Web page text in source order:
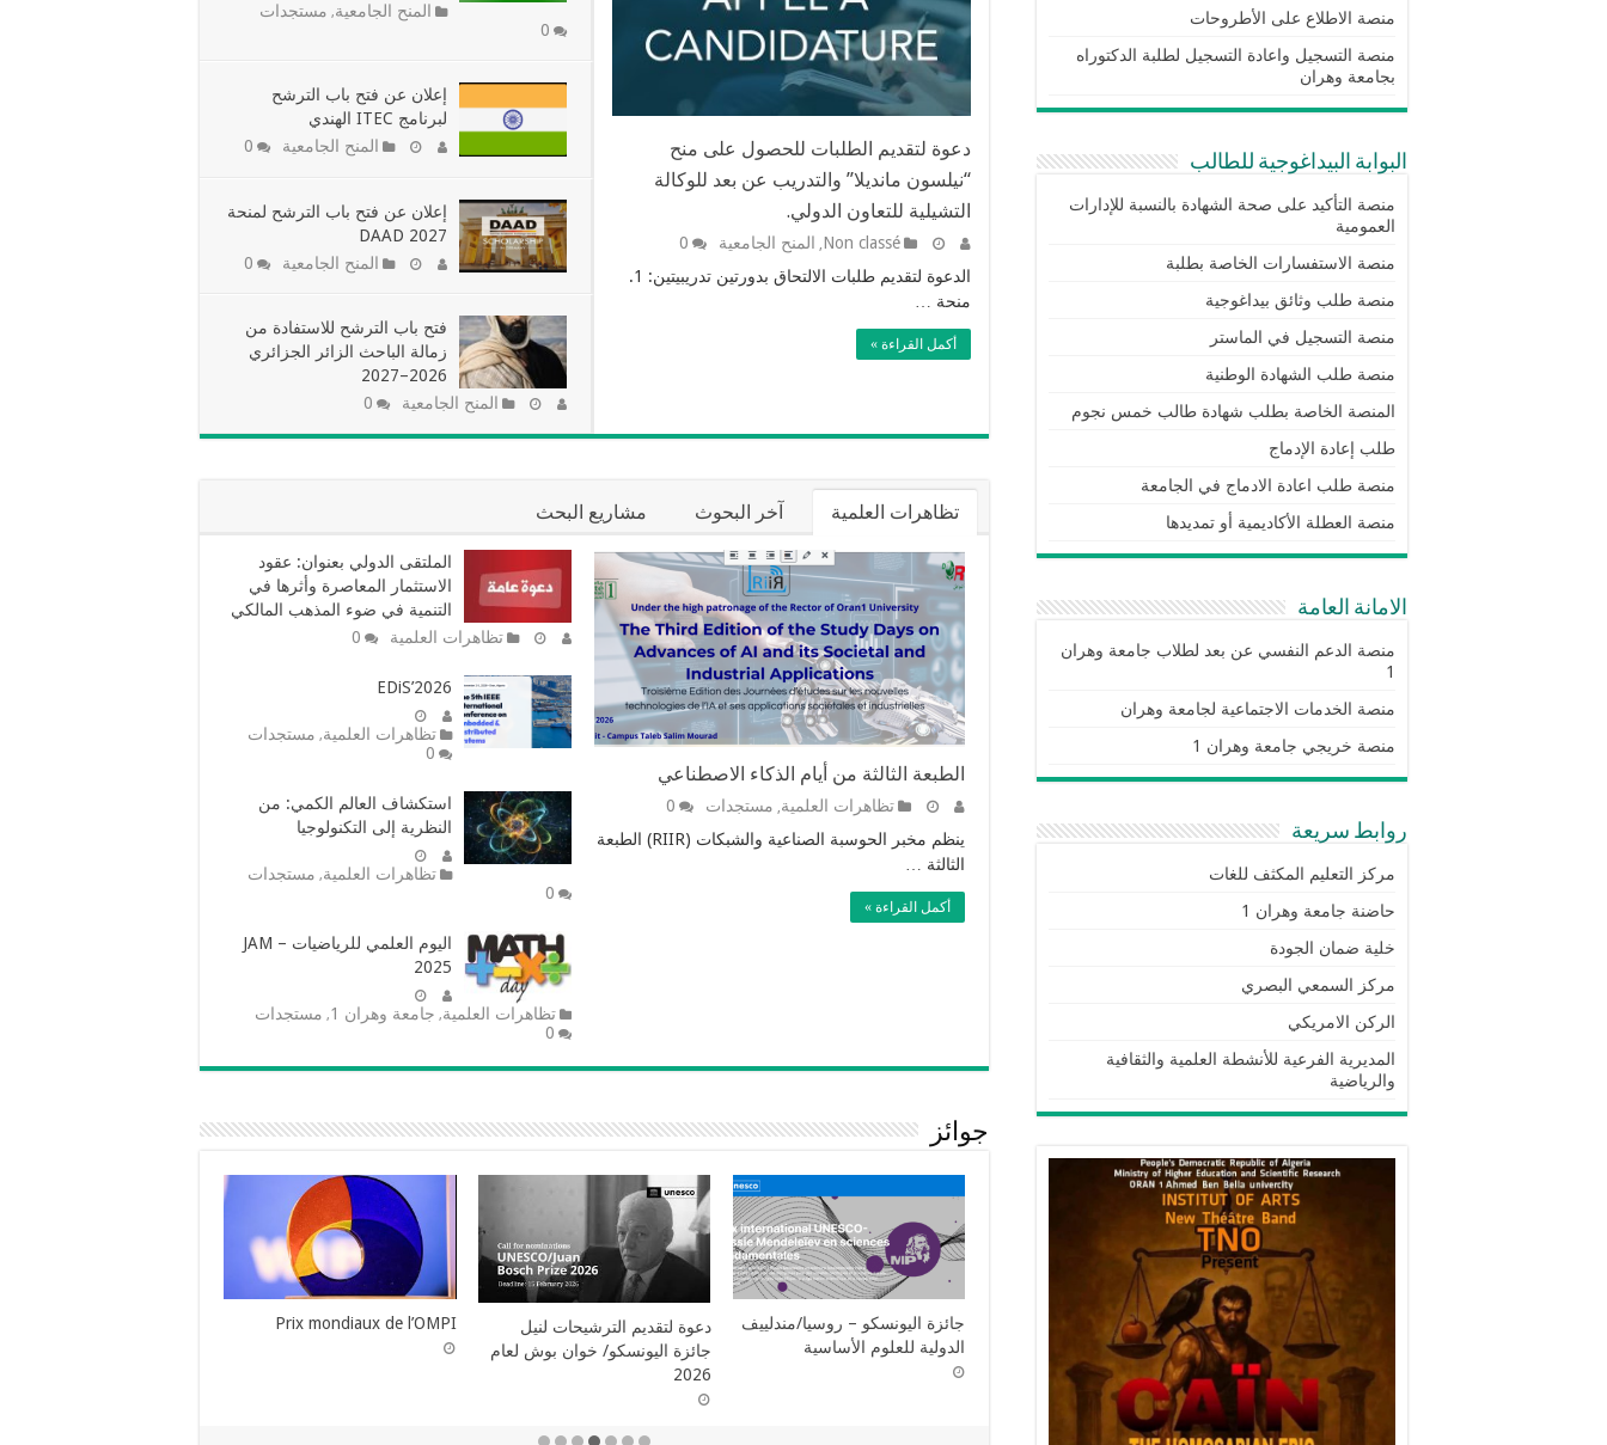
دعوة لتقديم الطلبات للحصول على منح
“نيلسون مانديلا” والتدريب عن بعد للوكالة
التشيلية للتعاون الدولي.
Non classé
, المنح الجامعية
0
الدعوة لتقديم طلبات الالتحاق بدورتين تدريبيتين: 1.
منحة …
أكمل القراءة »
المنح الجامعية, مستجدات
0
إعلان عن فتح باب الترشح
لبرنامج ITEC الهندي
المنح الجامعية
0
إعلان عن فتح باب الترشح لمنحة
DAAD 2027
المنح الجامعية
0
فتح باب الترشح للاستفادة من
زمالة الباحث الزائر الجزائري
2026–2027
المنح الجامعية
0
تظاهرات العلمية آخر البحوث مشاريع البحث
الطبعة الثالثة من أيام الذكاء الاصطناعي
تظاهرات العلمية, مستجدات
0
ينظم مخبر الحوسبة الصناعية والشبكات (RIIR) الطبعة
الثالثة …
أكمل القراءة »
الملتقى الدولي بعنوان: عقود
الاستثمار المعاصرة وأثرها في
التنمية في ضوء المذهب المالكي
تظاهرات العلمية
0
EDiS’2026
تظاهرات العلمية, مستجدات
0
استكشاف العالم الكمي: من
النظرية إلى التكنولوجيا
تظاهرات العلمية, مستجدات
0
اليوم العلمي للرياضيات – JAM
2025
تظاهرات العلمية, جامعة وهران 1 , مستجدات
0
جوائز
جائزة اليونسكو – روسيا/مندلييف
الدولية للعلوم الأساسية
دعوة لتقديم الترشيحات لنيل
جائزة اليونسكو/ خوان بوش لعام
2026
Prix mondiaux de l’OMPI
منصة الاطلاع على الأطروحات
منصة التسجيل واعادة التسجيل لطلبة الدكتوراه
بجامعة وهران
البوابة البيداغوجية للطالب
منصة التأكيد على صحة الشهادة بالنسبة للإدارات
العمومية
منصة الاستفسارات الخاصة بطلبة
منصة طلب وثائق بيداغوجية
منصة التسجيل في الماستر
منصة طلب الشهادة الوطنية
المنصة الخاصة بطلب شهادة طالب خمس نجوم
طلب إعادة الإدماج
منصة طلب اعادة الادماج في الجامعة
منصة العطلة الأكاديمية أو تمديدها
الامانة العامة
منصة الدعم النفسي عن بعد لطلاب جامعة وهران
1
منصة الخدمات الاجتماعية لجامعة وهران
منصة خريجي جامعة وهران 1
روابط سريعة
مركز التعليم المكثف للغات
حاضنة جامعة وهران 1
خلية ضمان الجودة
مركز السمعي البصري
الركن الامريكي
المديرية الفرعية للأنشطة العلمية والثقافية
والرياضية